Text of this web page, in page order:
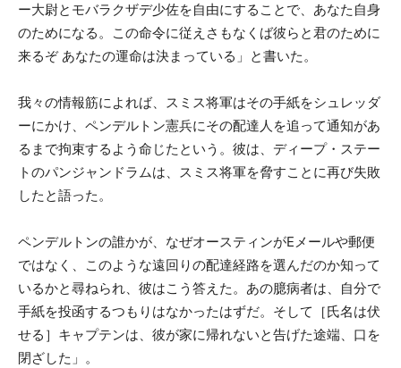
ー大尉とモバラクザデ少佐を自由にすることで、あなた自身
のためになる。この命令に従えさもなくば彼らと君のために
来るぞ あなたの運命は決まっている」と書いた。
我々の情報筋によれば、スミス将軍はその手紙をシュレッダ
ーにかけ、ペンデルトン憲兵にその配達人を追って通知があ
るまで拘束するよう命じたという。彼は、ディープ・ステー
トのパンジャンドラムは、スミス将軍を脅すことに再び失敗
したと語った。
ペンデルトンの誰かが、なぜオースティンがEメールや郵便
ではなく、このような遠回りの配達経路を選んだのか知って
いるかと尋ねられ、彼はこう答えた。あの臆病者は、自分で
手紙を投函するつもりはなかったはずだ。そして［氏名は伏
せる］キャプテンは、彼が家に帰れないと告げた途端、口を
閉ざした」。